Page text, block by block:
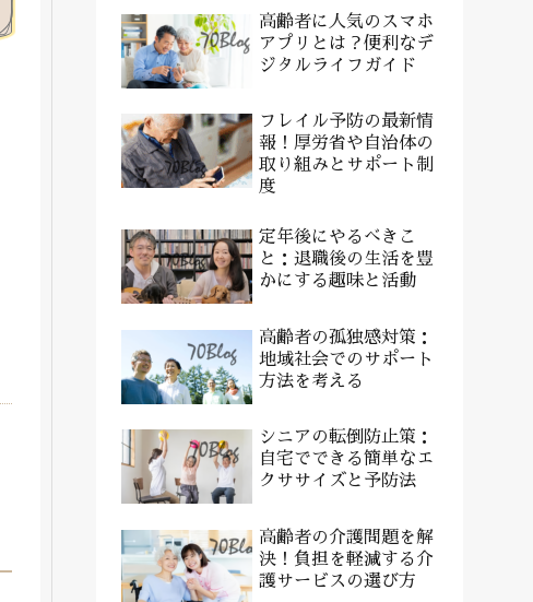
高齢者に人気のスマホ
アプリとは？便利なデ
ジタルライフガイド
フレイル予防の最新情
報！厚労省や自治体の
取り組みとサポート制
度
定年後にやるべきこ
と：退職後の生活を豊
かにする趣味と活動
高齢者の孤独感対策：
地域社会でのサポート
方法を考える
シニアの転倒防止策：
自宅でできる簡単なエ
クササイズと予防法
高齢者の介護問題を解
決！負担を軽減する介
護サービスの選び方